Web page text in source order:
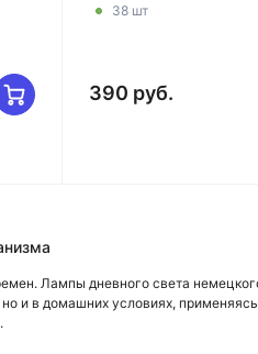
38 шт
390 руб.
Лампы дневного света
и в домашних условиях,